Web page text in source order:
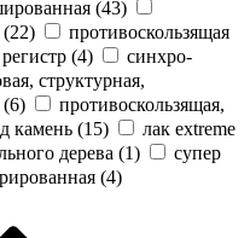
(43)
(22)
противоскользящая
(4)
синхро-
структурная,
(6)
противоскользящая,
камень (15)
лак extreme
дерева (1)
супер
(4)